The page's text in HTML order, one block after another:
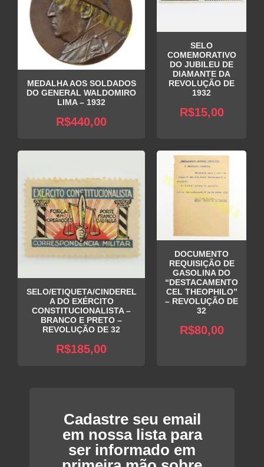
MEDALHA AOS SOLDADOS
DO GENERAL WALDOMIRO
LIMA – 1932
R$440,00
SELO
COMEMORATIVO
DO JUBILEU DE
DIAMANTE DA
REVOLUÇÃO DE
1932
R$15,00
SELO/ETIQUETA/CINDEREL
A DO EXÉRCITO
CONSTITUCIONALISTA –
BRANCO E PRETO –
REVOLUÇÃO DE 32
R$185,00
DOCUMENTO
REQUISIÇÃO DE
GASOLINA DO
“DESTACAMENTO
CEL THEOPHILO”
– REVOLUÇÃO DE
32
R$80,00
Cadastre seu email
em nossa lista para
ser informado em